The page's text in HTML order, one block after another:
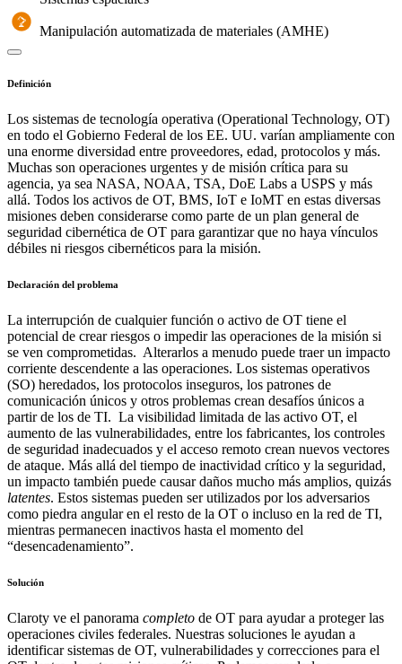
Manipulación automatizada de materiales (AMHE)
Definición
Los sistemas de tecnología operativa (Operational Technology, OT)
en todo el Gobierno Federal de los EE. UU. varían ampliamente con
una enorme diversidad entre proveedores, edad, protocolos y más.
Muchas son operaciones urgentes y de misión crítica para su
agencia, ya sea NASA, NOAA, TSA, DoE Labs a USPS y más
allá. Todos los activos de OT, BMS, IoT e IoMT en estas diversas
misiones deben considerarse como parte de un plan general de
seguridad cibernética de OT para garantizar que no haya vínculos
débiles ni riesgos cibernéticos para la misión.
Declaración del problema
La interrupción de cualquier función o activo de OT tiene el
potencial de crear riesgos o impedir las operaciones de la misión si
se ven comprometidas. Alterarlos a menudo puede traer un impacto
corriente descendente a las operaciones. Los sistemas operativos
(SO) heredados, los protocolos inseguros, los patrones de
comunicación únicos y otros problemas crean desafíos únicos a
partir de los de TI. La visibilidad limitada de las activo OT, el
aumento de las vulnerabilidades, entre los fabricantes, los controles
de seguridad inadecuados y el acceso remoto crean nuevos vectores
de ataque. Más allá del tiempo de inactividad crítico y la seguridad,
un impacto también puede causar daños mucho más amplios, quizás
latentes. Estos sistemas pueden ser utilizados por los adversarios
como piedra angular en el resto de la OT o incluso en la red de TI,
mientras permanecen inactivos hasta el momento del
“desencadenamiento”.
Solución
Claroty ve el panorama completo de OT para ayudar a proteger las
operaciones civiles federales. Nuestras soluciones le ayudan a
identificar sistemas de OT, vulnerabilidades y correcciones para el